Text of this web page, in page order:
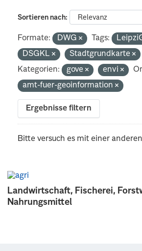
Landwirtschaft, Fischerei,
Nahrungsmittel
Sortieren nach
Formate: DWG Tags:
DSGKL
Stadtgrundkarte
Kategorien:
gove envi
amt-fuer-geoinformation
Ergebnisse filtern
Bitte versuch es mit einer